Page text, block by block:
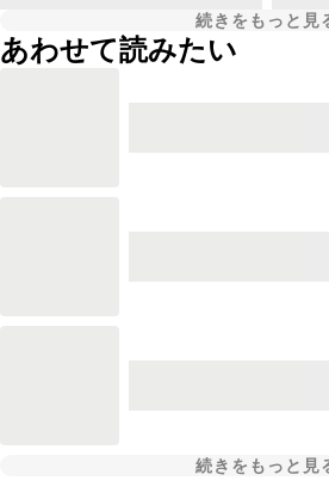
続きをもっと見
あわせて読みたい
続きをもっと見